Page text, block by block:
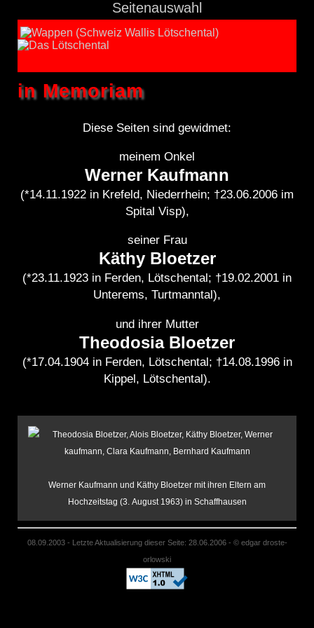
Seitenauswahl
in Memoriam
Diese Seiten sind gewidmet:
meinem Onkel
Werner Kaufmann
(*14.11.1922 in Krefeld, Niederrhein; †23.06.2006 im
Spital Visp),
seiner Frau
Käthy Bloetzer
(*23.11.1923 in Ferden, Lötschental; †19.02.2001 in
Unterems, Turtmanntal),
und ihrer Mutter
Theodosia Bloetzer
(*17.04.1904 in Ferden, Lötschental; †14.08.1996 in
Kippel, Lötschental).
Werner Kaufmann und Käthy Bloetzer mit ihren Eltern am
Hochzeitstag (3. August 1963) in Schaffhausen
08.09.2003 - Letzte Aktualisierung dieser Seite: 28.06.2006 - © edgar droste-
orlowski